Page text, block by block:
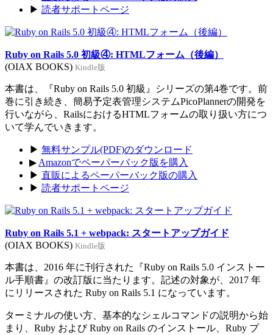
▶ 読者サポートページ
Ruby on Rails 5.0 初級④: HTMLフォーム（後編）
(OIAX BOOKS) Kindle版
本書は、『Ruby on Rails 5.0 初級』シリーズの第4巻です。前
巻に引き続き、簡易予定表管理システムPicoPlannerの開発を
行いながら、RailsにおけるHTMLフォームの取り扱い方につ
いて学んでいきます。
▶ 無料サンプル(PDF)のダウンロード
▶ Amazonでペーパーバック版を購入
▶ 直販によるペーパーバック版の購入
▶ 読者サポートページ
Ruby on Rails 5.1 + webpack: スタートアップガイド
(OIAX BOOKS) Kindle版
本書は、2016 年に刊行された『Ruby on Rails 5.0 インストー
ル手順書』の改訂版に当たります。記述の対象が、2017 年
にリリースされた Ruby on Rails 5.1 になっています。
ターミナルの使い方、基本的なシェルコマンドの説明から始
まり、Ruby および Ruby on Rails のインストール、Ruby プ